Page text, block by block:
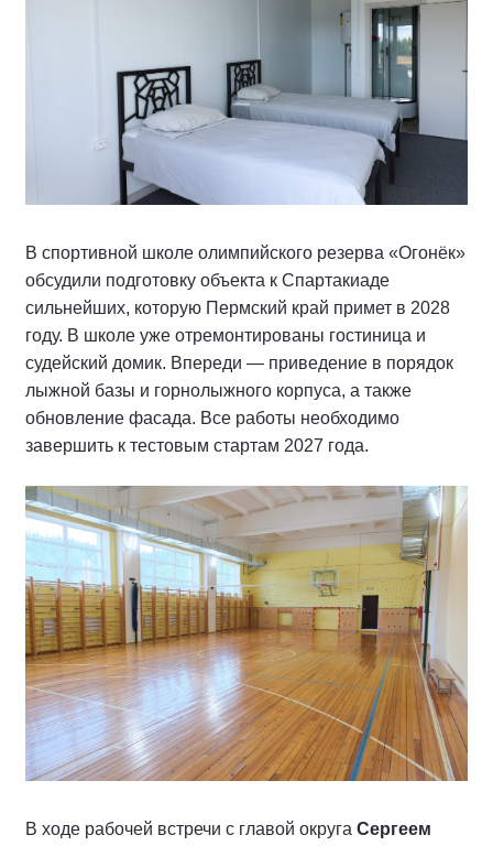
В спортивной школе олимпийского резерва «Огонёк»
обсудили подготовку объекта к Спартакиаде
сильнейших, которую Пермский край примет в 2028
году. В школе уже отремонтированы гостиница и
судейский домик. Впереди — приведение в порядок
лыжной базы и горнолыжного корпуса, а также
обновление фасада. Все работы необходимо
завершить к тестовым стартам 2027 года.
В ходе рабочей встречи с главой округа Сергеем